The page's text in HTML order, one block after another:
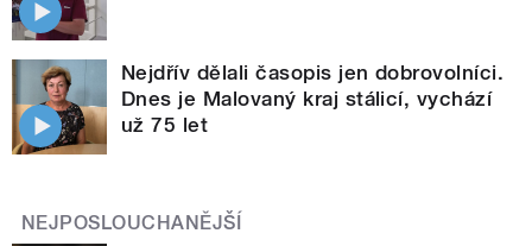
Nejdřív dělali časopis jen dobrovolníci.
Dnes je Malovaný kraj stálicí, vychází
už 75 let
NEJPOSLOUCHANĚJŠÍ